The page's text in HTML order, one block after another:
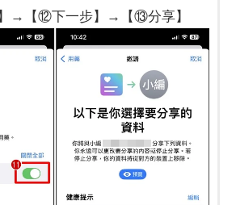
→【⑫下一步】→【⑬分享】